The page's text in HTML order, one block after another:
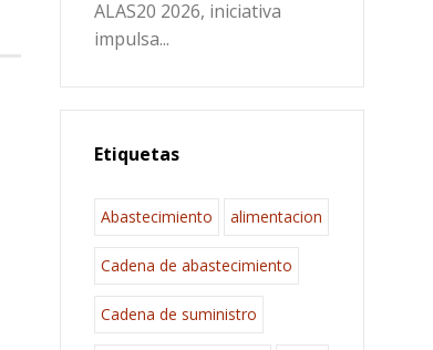
ALAS20 2026, iniciativa
impulsa...
Etiquetas
Abastecimiento alimentacion
Cadena de abastecimiento
Cadena de suministro